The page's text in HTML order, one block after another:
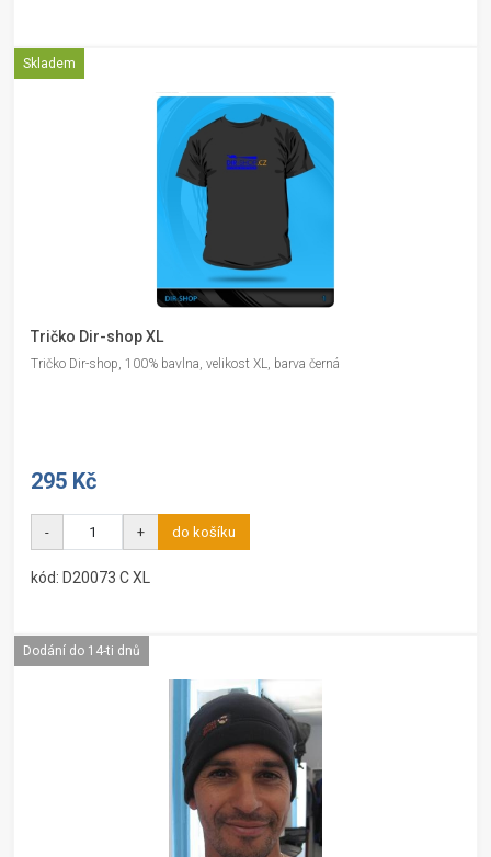
Skladem
Tričko Dir-shop XL
Tričko Dir-shop, 100% bavlna, velikost XL, barva černá
295 Kč
- + do košíku
kód: D20073 C XL
Dodání do 14-ti dnů